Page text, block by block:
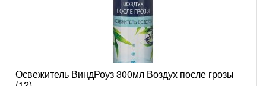
Освежитель ВиндРоуз 300мл Воздух после грозы